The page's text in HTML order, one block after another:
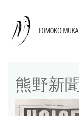
news
calendar
熊野新